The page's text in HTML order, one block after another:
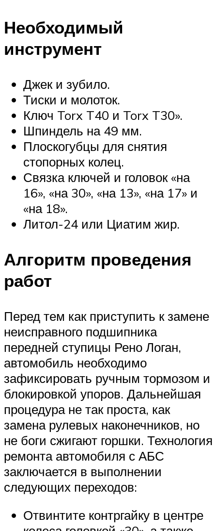
Необходимый
инструмент
Джек и зубило.
Тиски и молоток.
Ключ Torx T40 и Torx T30».
Шпиндель на 49 мм.
Плоскогубцы для снятия
стопорных колец.
Связка ключей и головок «на
16», «на 30», «на 13», «на 17» и
«на 18».
Литол-24 или Циатим жир.
Алгоритм проведения
работ
Перед тем как приступить к замене
неисправного подшипника
передней ступицы Рено Логан,
автомобиль необходимо
зафиксировать ручным тормозом и
блокировкой упоров. Дальнейшая
процедура не так проста, как
замена рулевых наконечников, но
не боги сжигают горшки. Технология
ремонта автомобиля с АБС
заключается в выполнении
следующих переходов:
Отвинтите контргайку в центре